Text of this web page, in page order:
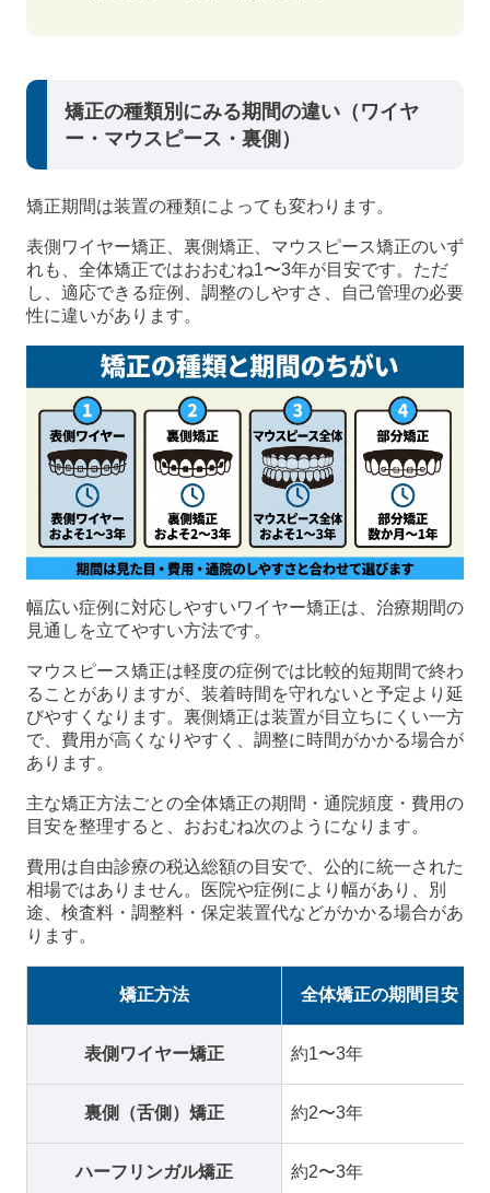
矯正の種類別にみる期間の違い（ワイヤ
ー・マウスピース・裏側）
矯正期間は装置の種類によっても変わります。
表側ワイヤー矯正、裏側矯正、マウスピース矯正のいず
れも、全体矯正ではおおむね1〜3年が目安です。ただ
し、適応できる症例、調整のしやすさ、自己管理の必要
性に違いがあります。
幅広い症例に対応しやすいワイヤー矯正は、治療期間の
見通しを立てやすい方法です。
マウスピース矯正は軽度の症例では比較的短期間で終わ
ることがありますが、装着時間を守れないと予定より延
びやすくなります。裏側矯正は装置が目立ちにくい一方
で、費用が高くなりやすく、調整に時間がかかる場合が
あります。
主な矯正方法ごとの全体矯正の期間・通院頻度・費用の
目安を整理すると、おおむね次のようになります。
費用は自由診療の税込総額の目安で、公的に統一された
相場ではありません。医院や症例により幅があり、別
途、検査料・調整料・保定装置代などがかかる場合があ
ります。
矯正方法 全体矯正の期間目安
表側ワイヤー矯正 約1〜3年
裏側（舌側）矯正 約2〜3年
ハーフリンガル矯正 約2〜3年